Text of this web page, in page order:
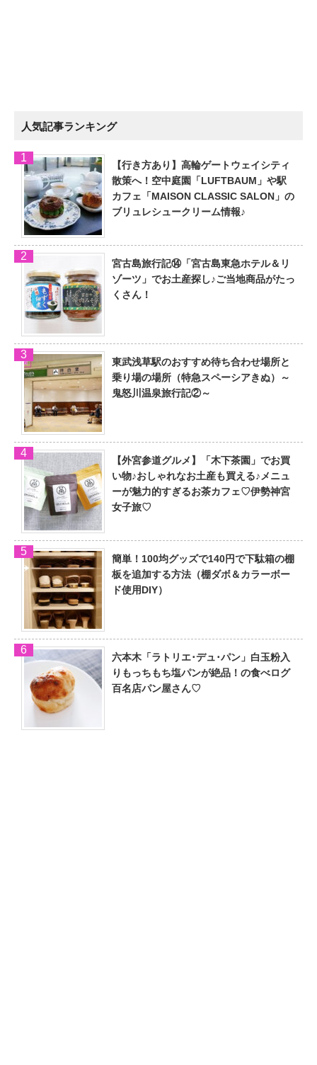
人気記事ランキング
【行き方あり】高輪ゲートウェイシティ
散策へ！空中庭園「LUFTBAUM」や駅
カフェ「MAISON CLASSIC SALON」の
ブリュレシュークリーム情報♪
宮古島旅行記⑭「宮古島東急ホテル＆リ
ゾーツ」でお土産探し♪ご当地商品がたっ
くさん！
東武浅草駅のおすすめ待ち合わせ場所と
乗り場の場所（特急スペーシアきぬ）～
鬼怒川温泉旅行記②～
【外宮参道グルメ】「木下茶園」でお買
い物♪おしゃれなお土産も買える♪メニュ
ーが魅力的すぎるお茶カフェ♡伊勢神宮
女子旅♡
簡単！100均グッズで140円で下駄箱の棚
板を追加する方法（棚ダボ＆カラーボー
ド使用DIY）
六本木「ラトリエ･デュ･パン」白玉粉入
りもっちもち塩パンが絶品！の食べログ
百名店パン屋さん♡